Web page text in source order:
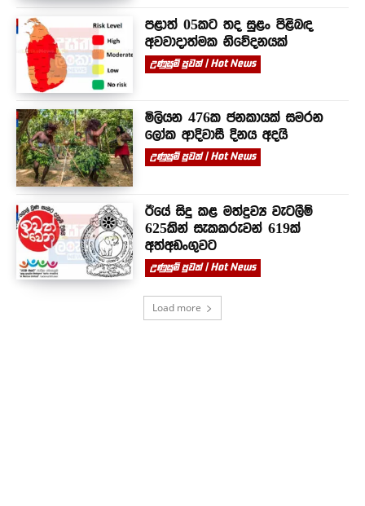
පළාත් 05කට තද සුළං පිළිබඳ
අවවාදාත්මක නිවේදනයක්
උණුසුම් පුවත් | Hot News
මිලියන 476ක ජනකායක් සමරන
ලෝක ආදිවාසී දිනය අදයි
උණුසුම් පුවත් | Hot News
ඊයේ සිදු කළ මත්ද්‍රව්‍ය වැටලීම්
625කින් සැකකරුවන් 619ක්
අත්අඩංගුවට
උණුසුම් පුවත් | Hot News
Load more